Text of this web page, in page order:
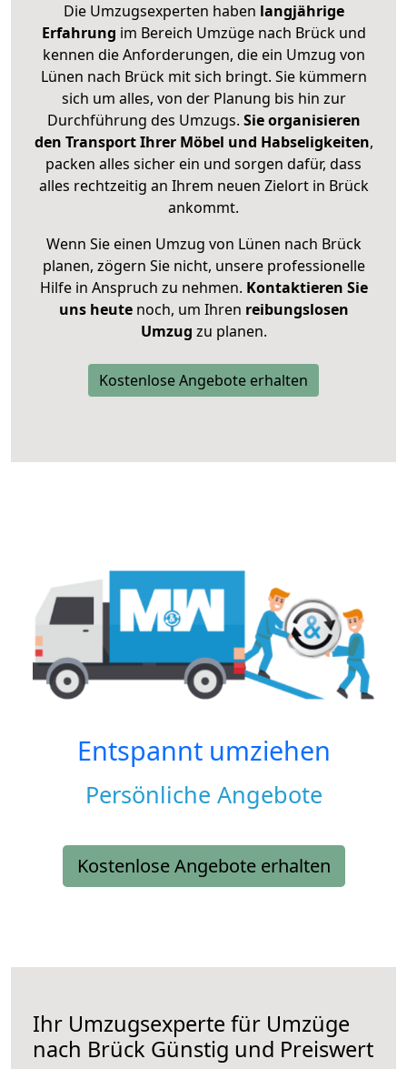
Die Umzugsexperten haben langjährige
Erfahrung im Bereich Umzüge nach Brück und
kennen die Anforderungen, die ein Umzug von
Lünen nach Brück mit sich bringt. Sie kümmern
sich um alles, von der Planung bis hin zur
Durchführung des Umzugs. Sie organisieren
den Transport Ihrer Möbel und Habseligkeiten,
packen alles sicher ein und sorgen dafür, dass
alles rechtzeitig an Ihrem neuen Zielort in Brück
ankommt.
Wenn Sie einen Umzug von Lünen nach Brück
planen, zögern Sie nicht, unsere professionelle
Hilfe in Anspruch zu nehmen. Kontaktieren Sie
uns heutenoch, um Ihren reibungslosen
Umzug zu planen.
Kostenlose Angebote erhalten
Entspannt umziehen
Persönliche Angebote
Kostenlose Angebote erhalten
Ihr Umzugsexperte für Umzüge
nach Brück Günstig und Preiswert